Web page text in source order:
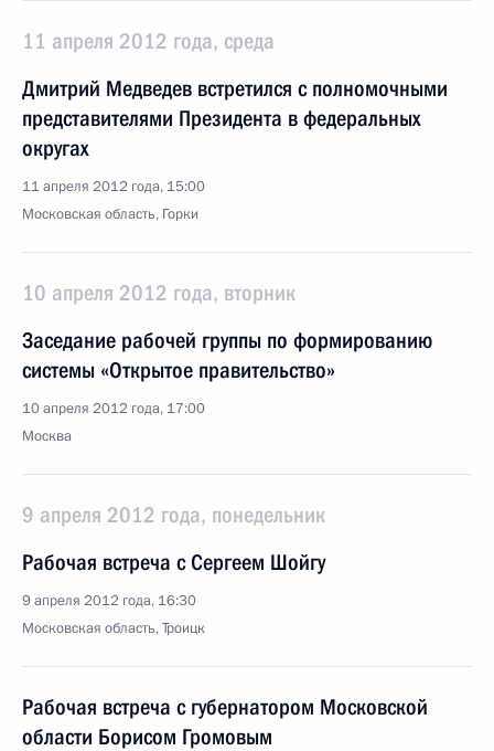
11 апреля 2012 года, среда
Дмитрий Медведев встретился с полномочными
представителями Президента в федеральных
округах
11 апреля 2012 года, 15:00
Московская область, Горки
10 апреля 2012 года, вторник
Заседание рабочей группы по формированию
системы «Открытое правительство»
10 апреля 2012 года, 17:00
Москва
9 апреля 2012 года, понедельник
Рабочая встреча с Сергеем Шойгу
9 апреля 2012 года, 16:30
Московская область, Троицк
Рабочая встреча с губернатором Московской
области Борисом Громовым